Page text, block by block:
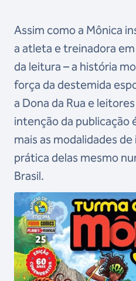
Assim como a Mônica
a atleta e treinadora
da leitura – a história
força da destemida
a Dona da Rua e
intenção da
mais as modalidades
prática delas mesmo
Brasil.